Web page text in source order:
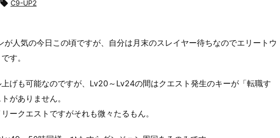
 C9-UP2
が人気の今日この頃ですが、自分は月末のスレイヤー待ちなのでエリートウ
す。
げも可能なのですが、Lv20～Lv24の間はクエスト発生のキーが「転職す
がありません。
ークエストですがそれも微々たるもん。